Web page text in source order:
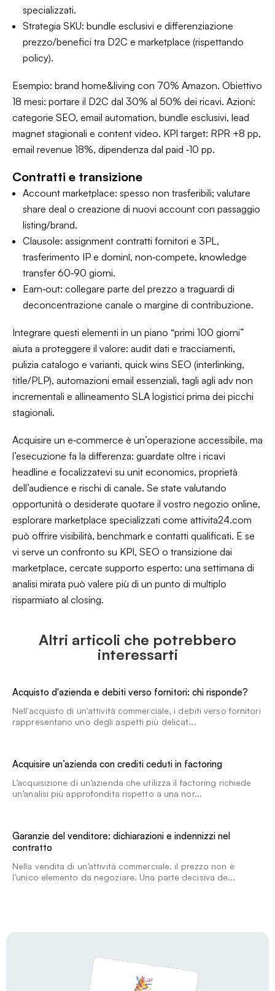
specializzati.
Strategia SKU: bundle esclusivi e differenziazione
prezzo/benefici tra D2C e marketplace (rispettando
policy).
Esempio: brand home&living con 70% Amazon. Obiettivo
18 mesi: portare il D2C dal 30% al 50% dei ricavi. Azioni:
categorie SEO, email automation, bundle esclusivi, lead
magnet stagionali e content video. KPI target: RPR +8 pp,
email revenue 18%, dipendenza dal paid ‑10 pp.
Contratti e transizione
Account marketplace: spesso non trasferibili; valutare
share deal o creazione di nuovi account con passaggio
listing/brand.
Clausole: assignment contratti fornitori e 3PL,
trasferimento IP e dominî, non‑compete, knowledge
transfer 60‑90 giorni.
Earn‑out: collegare parte del prezzo a traguardi di
deconcentrazione canale o margine di contribuzione.
Integrare questi elementi in un piano “primi 100 giorni”
aiuta a proteggere il valore: audit dati e tracciamenti,
pulizia catalogo e varianti, quick wins SEO (interlinking,
title/PLP), automazioni email essenziali, tagli agli adv non
incrementali e allineamento SLA logistici prima dei picchi
stagionali.
Acquisire un e‑commerce è un’operazione accessibile, ma
l’esecuzione fa la differenza: guardate oltre i ricavi
headline e focalizzatevi su unit economics, proprietà
dell’audience e rischi di canale. Se state valutando
opportunità o desiderate quotare il vostro negozio online,
esplorare marketplace specializzati come attivita24.com
può offrire visibilità, benchmark e contatti qualificati. E se
vi serve un confronto su KPI, SEO o transizione dai
marketplace, cercate supporto esperto: una settimana di
analisi mirata può valere più di un punto di multiplo
risparmiato al closing.
Altri articoli che potrebbero
interessarti
Acquisto d'azienda e debiti verso fornitori: chi risponde?
Nell'acquisto di un'attività commerciale, i debiti verso fornitori
rappresentano uno degli aspetti più delicat...
Acquisire un’azienda con crediti ceduti in factoring
L’acquisizione di un’azienda che utilizza il factoring richiede
un’analisi più approfondita rispetto a una nor...
Garanzie del venditore: dichiarazioni e indennizzi nel
contratto
Nella vendita di un’attività commerciale, il prezzo non è
l’unico elemento da negoziare. Una parte decisiva de...